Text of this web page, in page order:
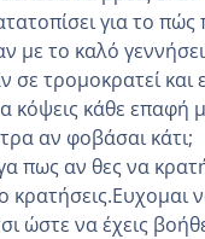
για το πώς
με το καλό
τρομοκρατεί και
κόψεις κάθε επαφή
αν φοβάσαι κάτι;
πως αν θες να
κρατήσεις.Ευχομαι
ώστε να έχεις